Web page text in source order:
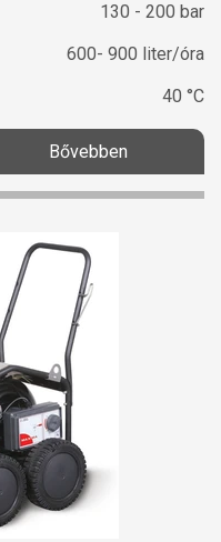
130 - 200 bar
600- 900 liter/óra
40 °C
Bővebben